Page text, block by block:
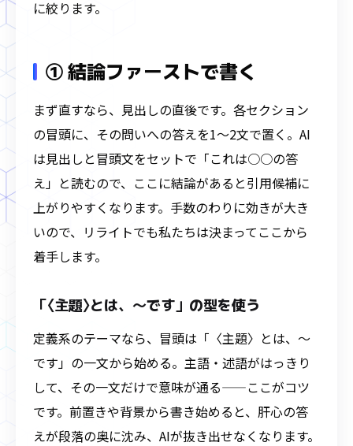
に絞ります。
① 結論ファーストで書く
まず直すなら、見出しの直後です。各セクション
の冒頭に、その問いへの答えを1〜2文で置く。AI
は見出しと冒頭文をセットで「これは○○の答
え」と読むので、ここに結論があると引用候補に
上がりやすくなります。手数のわりに効きが大き
いので、リライトでも私たちは決まってここから
着手します。
「〈主題〉とは、〜です」の型を使う
定義系のテーマなら、冒頭は「〈主題〉とは、〜
です」の一文から始める。主語・述語がはっきり
して、その一文だけで意味が通る——ここがコツ
です。前置きや背景から書き始めると、肝心の答
えが段落の奥に沈み、AIが抜き出せなくなります。